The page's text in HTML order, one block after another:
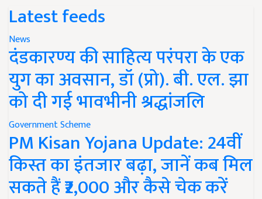
Latest feeds
News
दंडकारण्य की साहित्य परंपरा के एक
युग का अवसान, डॉ (प्रो). बी. एल. झा
को दी गई भावभीनी श्रद्धांजलि
Government Scheme
PM Kisan Yojana Update: 24वीं
किस्त का इंतजार बढ़ा, जानें कब मिल
सकते हैं ₹2,000 और कैसे चेक करें